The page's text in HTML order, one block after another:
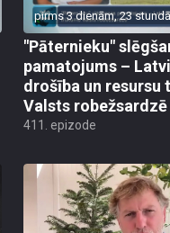
pirms 3 dienām, 23
"Pāternieku"
pamatojums –
drošība un resursu
Valsts robežsardzē
411. epizode